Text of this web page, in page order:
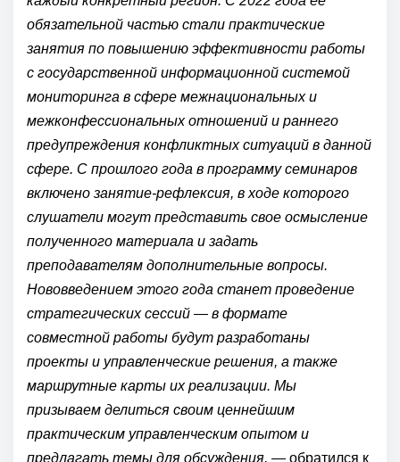
обязательной частью стали практические
занятия по повышению эффективности работы
с государственной информационной системой
мониторинга в сфере межнациональных и
межконфессиональных отношений и раннего
предупреждения конфликтных ситуаций в данной
сфере. С прошлого года в программу семинаров
включено занятие-рефлексия, в ходе которого
слушатели могут представить свое осмысление
полученного материала и задать
преподавателям дополнительные вопросы.
Нововведением этого года станет проведение
стратегических сессий — в формате
совместной работы будут разработаны
проекты и управленческие решения, а также
маршрутные карты их реализации. Мы
призываем делиться своим ценнейшим
практическим управленческим опытом и
предлагать темы для обсуждения, — обратился к